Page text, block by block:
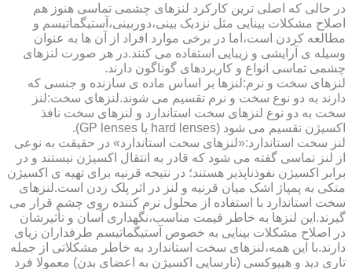
در حالی که اصلی ترین کارکرد لنزهای چشمی تماسی هنوز هم
اصلاح مشکلات بینایی مثل نزدیک بینی،دوربینی،آستیگماتیسم و
مطالعه کردن است،اما در برخی موارد افراد از آن ها به عنوان
وسیله ی آرایشی و زیبایی استفاده می کنند.در هر صورت لنزهای
چشمی تماسی انواع و کاربردهای گوناگون دارند.
لنزهای سخت و نرم:لنزها بر اساس ماده ی سازنده و جنسی که
دارند به دو نوع سخت و نرم تقسیم می شوند.لنزهای سخت:لنز
سخت به دو نوع لنزهای سخت استاندارد و لنزهای سخت نافذ
اکسیژن تقسیم می شود (hard lenses یا GP lenses).
لنز سخت استاندارد:«لنزهای سخت استاندارد» در حقیقت به نوعی
از لنز تماسی گفته می شود که قادر به انتقال اکسیژن نیستند و در
برابر اکسیژن نفوذناپذیر هستند؛ در نتیجه قرنیه برای تهیه ی اکسیژن
متکی به پمپاژ اشک میان قرنیه و لنز در اثر پلک زدن است.لنزهای
سخت استاندارد با استفاده از محلول نرم کننده روی چشم قرار می
گیرند.این لنزها به خاطر قیمت مناسب،نگهداری آسان و تأثیرشان
در اصلاح مشکلات بینایی به خصوص آستیگماتیسم طرفداران زیای
دارند.با این همه،لنزهای سخت استاندارد به خاطر مشکلاتی از جمله
تاری دید و هیپوکسی (نارسایی اکسیژن به اعضای بدن) معمولا فرد